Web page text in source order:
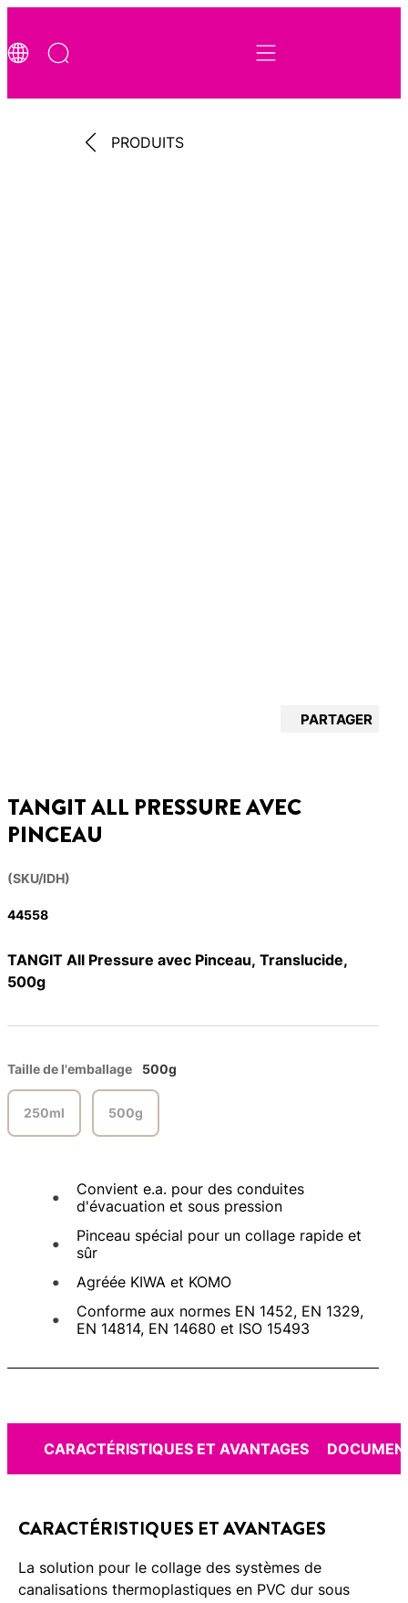
PRODUITS
PARTAGER
TANGIT ALL PRESSURE AVEC
PINCEAU
(SKU/IDH)
44558
TANGIT All Pressure avec Pinceau, Translucide,
500g
Taille de l'emballage 500g
250ml 500g
Convient e.a. pour des conduites
d'évacuation et sous pression
Pinceau spécial pour un collage rapide et
sûr
Agréée KIWA et KOMO
Conforme aux normes EN 1452, EN 1329,
EN 14814, EN 14680 et ISO 15493
CARACTÉRISTIQUES ET AVANTAGES
CARACTÉRISTIQUES ET AVANTAGES
La solution pour le collage des systèmes de
canalisations thermoplastiques en PVC dur sous